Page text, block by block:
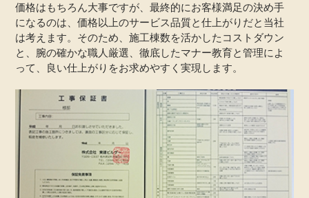
価格はもちろん大事ですが、最終的にお客様満足の決め手
になるのは、価格以上のサービス品質と仕上がりだと当社
は考えます。そのため、施工棟数を活かしたコストダウン
と、腕の確かな職人厳選、徹底したマナー教育と管理によ
って、良い仕上がりをお求めやすく実現します。